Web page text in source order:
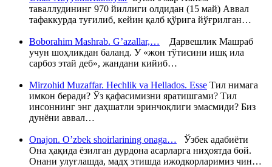
таваллудининг 970 йиллиги олдидан (15 май) Аввал
тафаккурда туғилиб, кейин қалб қўрига йўғрилган…
Boborahim Mashrab. G’azallar,… Дарвешлик Машраб
учун шоҳликдан баланд. У «жон тўтисини ишқ ила
сарбоз этай деб», жандани кийиб…
Mirzohid Muzaffar. Hechlik va Hellados. Esse Тил нимага
имкон беради? Ўз қафасимизни яратишгами? Тил
инсоннинг энг даҳшатли эринчоқлиги эмасмиди? Биз
дунёни аввал…
Onajon. O’zbek shoirlarining onaga… Ўзбек адабиёти
Она ҳақида ёзилган дурдона асарларга ниҳоятда бой.
Онани улуғлашда, мадҳ этишда ижодкорларимиз чин…